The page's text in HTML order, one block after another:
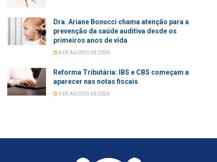
Dra. Ariane Bonucci chama atenção para a
prevenção da saúde auditiva desde os
primeiros anos de vida
4 DE AGOSTO DE 2026
Reforma Tributária: IBS e CBS começam a
aparecer nas notas fiscais
4 DE AGOSTO DE 2026